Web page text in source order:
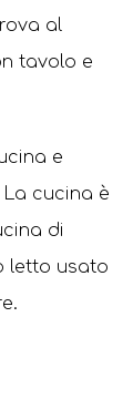
al
tavolo e
e
cucina è
di
letto usato